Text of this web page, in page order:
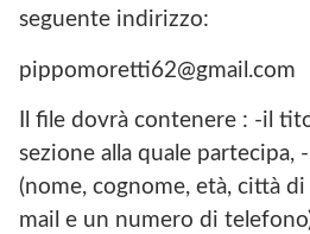
seguente indirizzo:
pippomoretti62@gmail.com
Il file dovrà contenere : -il
sezione alla quale partecipa,
(nome, cognome, età, città
mail e un numero di